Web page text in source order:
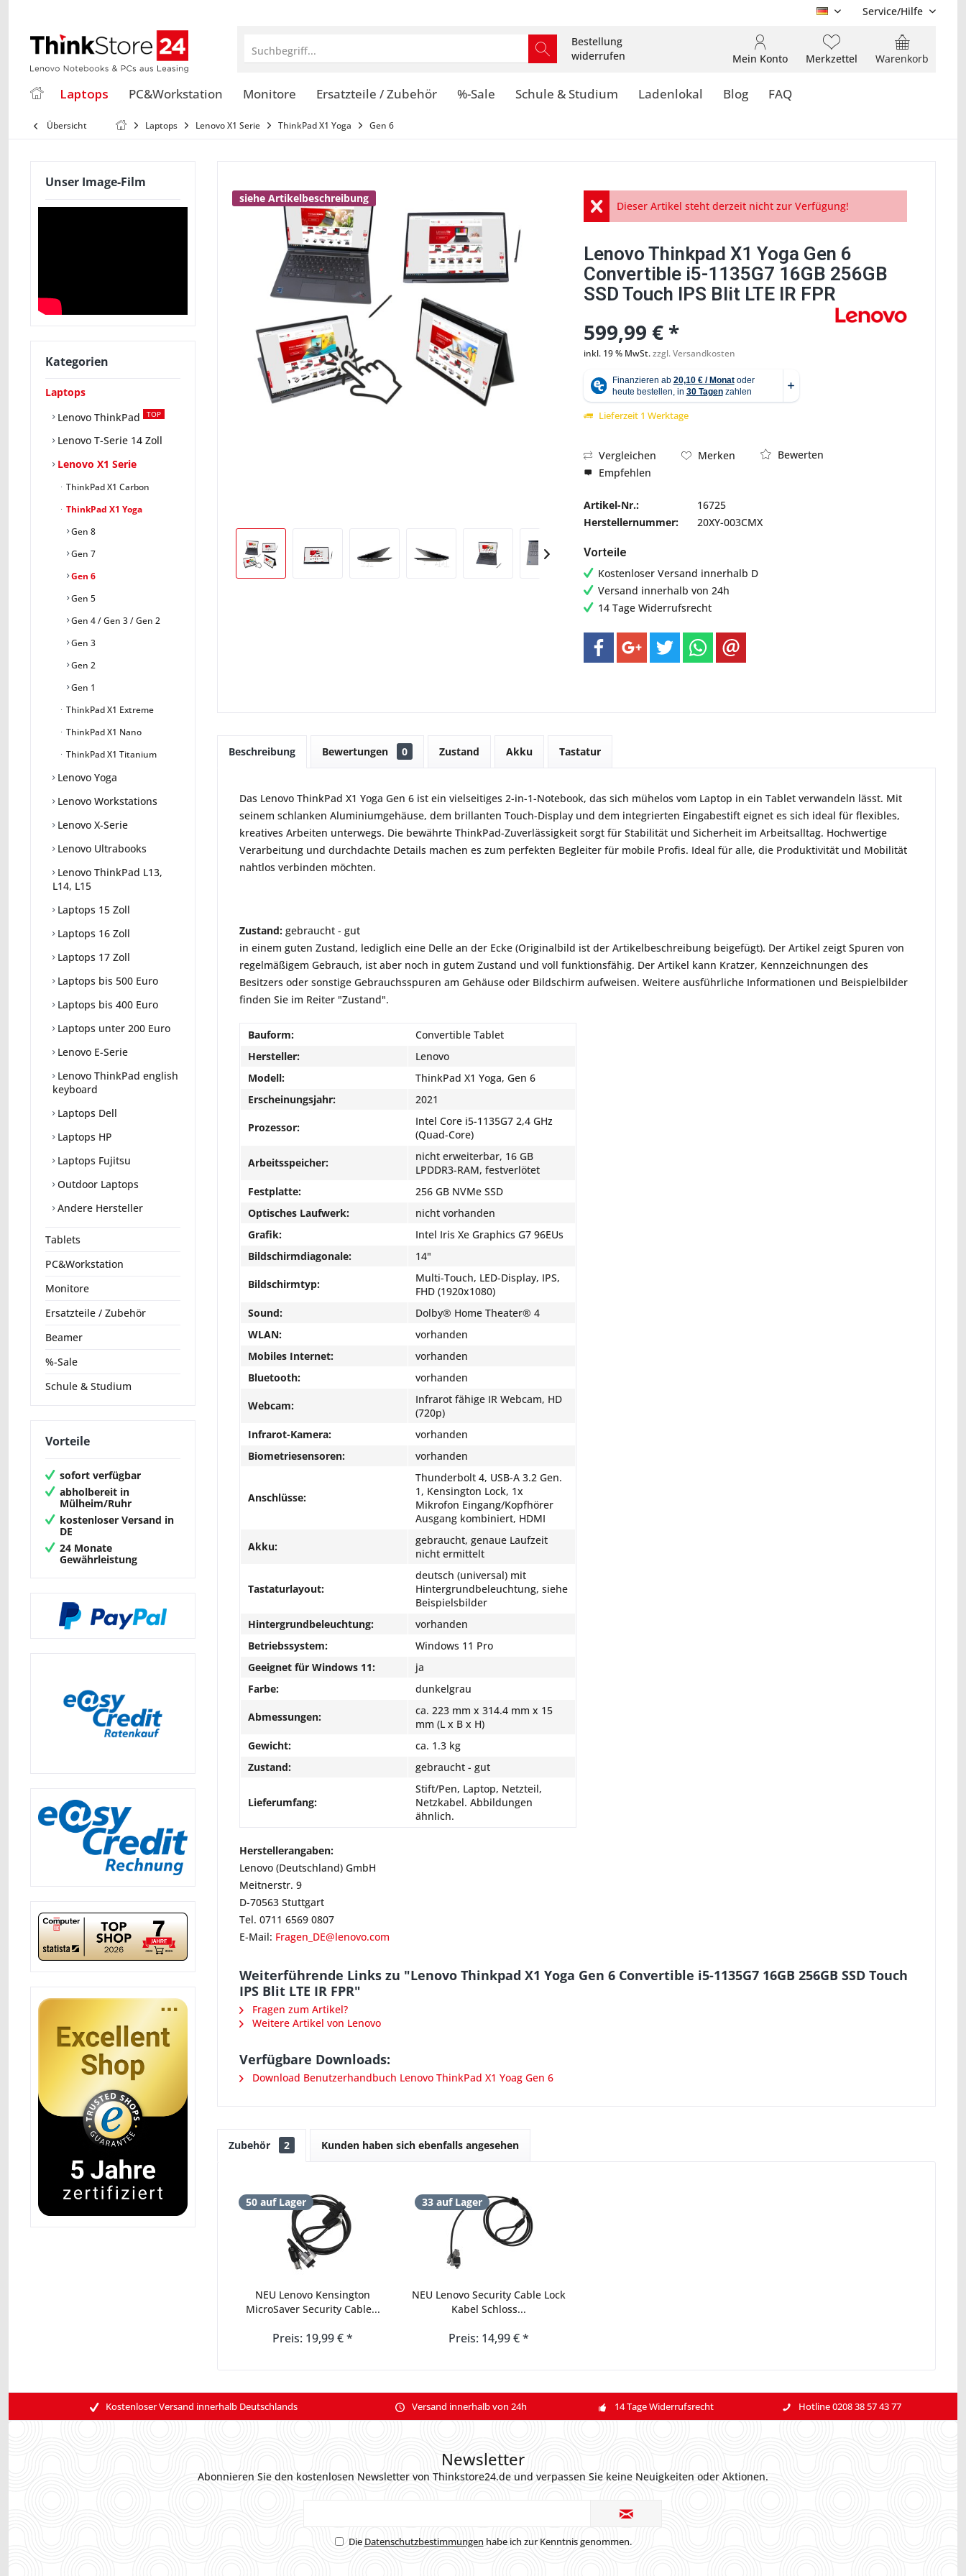
DE Service/Hilfe
Suchbegriff...
Bestellung
widerrufen
Warenkorb
Merkzettel
Mein Konto
Laptops PC&Workstation Monitore Ersatzteile / Zubehör %-Sale Schule & Studium Ladenlokal Blog FAQ
Übersicht Laptops Lenovo X1 Serie ThinkPad X1 Yoga Gen 6
Unser Image-Film
Kategorien
Laptops
Lenovo ThinkPad
TOP
Lenovo T-Serie 14 Zoll
Lenovo X1 Serie
ThinkPad X1 Carbon
ThinkPad X1 Yoga
Gen 8
Gen 7
Gen 6
Gen 5
Gen 4 / Gen 3 / Gen 2
Gen 3
Gen 2
Gen 1
ThinkPad X1 Extreme
ThinkPad X1 Nano
ThinkPad X1 Titanium
Lenovo Yoga
Lenovo Workstations
Lenovo X-Serie
Lenovo Ultrabooks
Lenovo ThinkPad L13,
L14, L15
Laptops 15 Zoll
Laptops 16 Zoll
Laptops 17 Zoll
Laptops bis 500 Euro
Laptops bis 400 Euro
Laptops unter 200 Euro
Lenovo E-Serie
Lenovo ThinkPad english
keyboard
Laptops Dell
Laptops HP
Laptops Fujitsu
Outdoor Laptops
Andere Hersteller
Tablets
PC&Workstation
Monitore
Ersatzteile / Zubehör
Beamer
%-Sale
Schule & Studium
Vorteile
sofort verfügbar
abholbereit in
Mülheim/Ruhr
kostenloser Versand in
DE
24 Monate
Gewährleistung
siehe Artikelbeschreibung
Abbildung ähnlich
Dieser Artikel steht derzeit nicht zur Verfügung!
Lenovo Thinkpad X1 Yoga Gen 6
Convertible i5-1135G7 16GB 256GB
SSD Touch IPS Blit LTE IR FPR
599,99 € *
inkl. 19 % MwSt.zzgl. Versandkosten
Lieferzeit 1 Werktage
Vergleichen Merken
Bewerten
Empfehlen
Artikel-Nr.:
16725
Herstellernummer:
20XY-003CMX
Vorteile
Kostenloser Versand innerhalb D
Versand innerhalb von 24h
14 Tage Widerrufsrecht
Beschreibung Bewertungen 0 Zustand Akku Tastatur
Das Lenovo ThinkPad X1 Yoga Gen 6 ist ein vielseitiges 2-in-1-Notebook, das sich mühelos vom Laptop in ein Tablet verwandeln lässt. Mit
seinem schlanken Aluminiumgehäuse, dem brillanten Touch-Display und dem integrierten Eingabestift eignet es sich ideal für flexibles,
kreatives Arbeiten unterwegs. Die bewährte ThinkPad-Zuverlässigkeit sorgt für Stabilität und Sicherheit im Arbeitsalltag. Hochwertige
Verarbeitung und durchdachte Details machen es zum perfekten Begleiter für mobile Profis. Ideal für alle, die Produktivität und Mobilität
nahtlos verbinden möchten.
Zustand: gebraucht - gut
in einem guten Zustand, lediglich eine Delle an der Ecke (Originalbild ist der Artikelbeschreibung beigefügt). Der Artikel zeigt Spuren von
regelmäßigem Gebrauch, ist aber noch in gutem Zustand und voll funktionsfähig. Der Artikel kann Kratzer, Kennzeichnungen des
Besitzers oder sonstige Gebrauchsspuren am Gehäuse oder Bildschirm aufweisen. Weitere ausführliche Informationen und Beispielbilder
finden Sie im Reiter "Zustand".
Bauform:
Convertible Tablet
Hersteller:
Lenovo
Modell:
ThinkPad X1 Yoga, Gen 6
Erscheinungsjahr:
2021
Prozessor:
Intel Core i5-1135G7 2,4 GHz
(Quad-Core)
Arbeitsspeicher:
nicht erweiterbar, 16 GB
LPDDR3-RAM, festverlötet
Festplatte:
256 GB NVMe SSD
Optisches Laufwerk:
nicht vorhanden
Grafik:
Intel Iris Xe Graphics G7 96EUs
Bildschirmdiagonale:
14"
Bildschirmtyp:
Multi-Touch, LED-Display, IPS,
FHD (1920x1080)
Sound:
Dolby® Home Theater® 4
WLAN:
vorhanden
Mobiles Internet:
vorhanden
Bluetooth:
vorhanden
Webcam:
Infrarot fähige IR Webcam, HD
(720p)
Infrarot-Kamera:
vorhanden
Biometriesensoren:
vorhanden
Anschlüsse:
Thunderbolt 4, USB-A 3.2 Gen.
1, Kensington Lock, 1x
Mikrofon Eingang/Kopfhörer
Ausgang kombiniert, HDMI
Akku:
gebraucht, genaue Laufzeit
nicht ermittelt
Tastaturlayout:
deutsch (universal) mit
Hintergrundbeleuchtung, siehe
Beispielsbilder
Hintergrundbeleuchtung:
vorhanden
Betriebssystem:
Windows 11 Pro
Geeignet für Windows 11:
ja
Farbe:
dunkelgrau
Abmessungen:
ca. 223 mm x 314.4 mm x 15
mm (L x B x H)
Gewicht:
ca. 1.3 kg
Zustand:
gebraucht - gut
Lieferumfang:
Stift/Pen, Laptop, Netzteil,
Netzkabel. Abbildungen
ähnlich.
Herstellerangaben:
Lenovo (Deutschland) GmbH
Meitnerstr. 9
D-70563 Stuttgart
Tel. 0711 6569 0807
E-Mail: Fragen_DE@lenovo.com
Weiterführende Links zu "Lenovo Thinkpad X1 Yoga Gen 6 Convertible i5-1135G7 16GB 256GB SSD Touch
IPS Blit LTE IR FPR"
Fragen zum Artikel?
Weitere Artikel von Lenovo
Verfügbare Downloads:
Download Benutzerhandbuch Lenovo ThinkPad X1 Yoag Gen 6
Zubehör 2 Kunden haben sich ebenfalls angesehen
50 auf Lager
NEU Lenovo Kensington
MicroSaver Security Cable...
Preis: 19,99 € *
33 auf Lager
NEU Lenovo Security Cable Lock
Kabel Schloss...
Preis: 14,99 € *
Kostenloser Versand innerhalb Deutschlands Versand innerhalb von 24h 14 Tage Widerrufsrecht Hotline 0208 38 57 43 77
Newsletter
Abonnieren Sie den kostenlosen Newsletter von Thinkstore24.de und verpassen Sie keine Neuigkeiten oder Aktionen.
Die Datenschutzbestimmungen habe ich zur Kenntnis genommen.